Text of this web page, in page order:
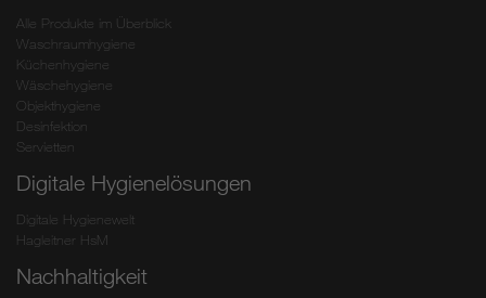
Alle Produkte im Überblick
Waschraumhygiene
Küchenhygiene
Wäschehygiene
Objekthygiene
Desinfektion
Servietten
Digitale Hygienelösungen
Digitale Hygienewelt
Hagleitner HsM
Nachhaltigkeit